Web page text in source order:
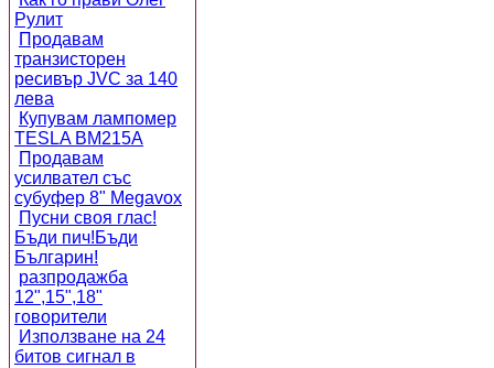
Рулит
Продавам
транзисторен
ресивър JVC за 140
лева
Купувам лампомер
TESLA BM215A
Продавам
усилвател със
субуфер 8" Megavox
Пусни своя глас!
Бъди пич!Бъди
Българин!
разпродажба
12",15",18"
говорители
Използване на 24
битов сигнал в